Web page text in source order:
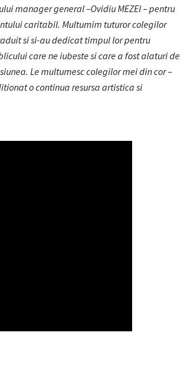
manager general –Ovidiu MEZEI – pentru
caritabil. Multumim tuturor colegilor
si si-au dedicat timpul lor pentru
care ne iubeste si care a fost alaturi de
Le multumesc colegilor mei din cor –
o continua resursa artistica si